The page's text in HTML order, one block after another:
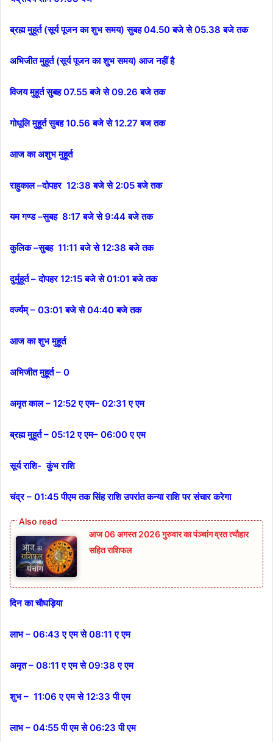
ब्रह्म मुहूर्त (सूर्य पूजन का शुभ समय) सुबह 04.50 बजे से 05.38 बजे तक
अभिजीत मुहूर्त (सूर्य पूजन का शुभ समय) आज नहीं है
विजय मुहूर्त सुबह 07.55 बजे से 09.26 बजे तक
गोधूलि मुहूर्त सुबह 10.56 बजे से 12.27 बज तक
आज का अशुभ मुहूर्त
राहुकाल –दोपहर 12:38 बजे से 2:05 बजे तक
यम गण्ड –सुबह 8:17 बजे से 9:44 बजे तक
कुलिक –सुबह 11:11 बजे से 12:38 बजे तक
दुर्मुहूर्त – दोपहर 12:15 बजे से 01:01 बजे तक
वर्ज्यम् – 03:01 बजे से 04:40 बजे तक
आज का शुभ मुहूर्त
अभिजीत मुहूर्त – 0
अमृत काल – 12:52 ए एम– 02:31 ए एम
ब्रह्म मुहूर्त – 05:12 ए एम– 06:00 ए एम
सूर्य राशि- कुंभ राशि
चंद्र – 01:45 पीएम तक सिंह राशि उपरांत कन्या राशि पर संचार करेगा
आज 06 अगस्त 2026 गुरुवार का पंञ्चांग व्रत त्यौहार
सहित राशिफल
दिन का चौघड़िया
लाभ – 06:43 ए एम से 08:11 ए एम
अमृत – 08:11 ए एम से 09:38 ए एम
शुभ – 11:06 ए एम से 12:33 पी एम
लाभ – 04:55 पी एम से 06:23 पी एम